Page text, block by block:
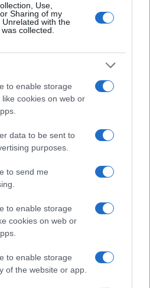
Use,
Sharing of my
with the
collected.
to enable storage
cookies on web or
data to be sent to
purposes.
to send me
to enable storage
cookies on web or
to enable storage
of the website or app.
25 gennaio: gli ospiti e le
del blocco tra Warner Bros e
e nuove tutele: cosa cambia con